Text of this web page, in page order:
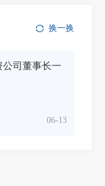
换一换
司董事长一
06-13